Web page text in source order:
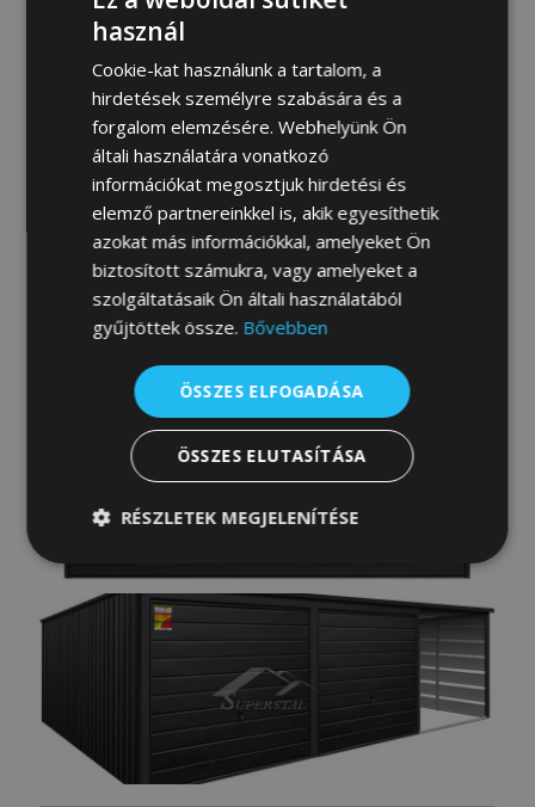
Fotógaléria:
használ
Cookie-kat használunk a tartalom, a
hirdetések személyre szabására és a
forgalom elemzésére. Webhelyünk Ön
általi használatára vonatkozó
információkat megosztjuk hirdetési és
elemző partnereinkkel is, akik egyesíthetik
azokat más információkkal, amelyeket Ön
biztosított számukra, vagy amelyeket a
szolgáltatásaik Ön általi használatából
gyűjtöttek össze. Bővebben
ÖSSZES ELFOGADÁSA
ÖSSZES ELUTASÍTÁSA
RÉSZLETEK MEGJELENÍTÉSE
szükséges
Célzás Funkcionalitás
Besorolatlan